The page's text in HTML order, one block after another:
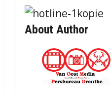
About Author